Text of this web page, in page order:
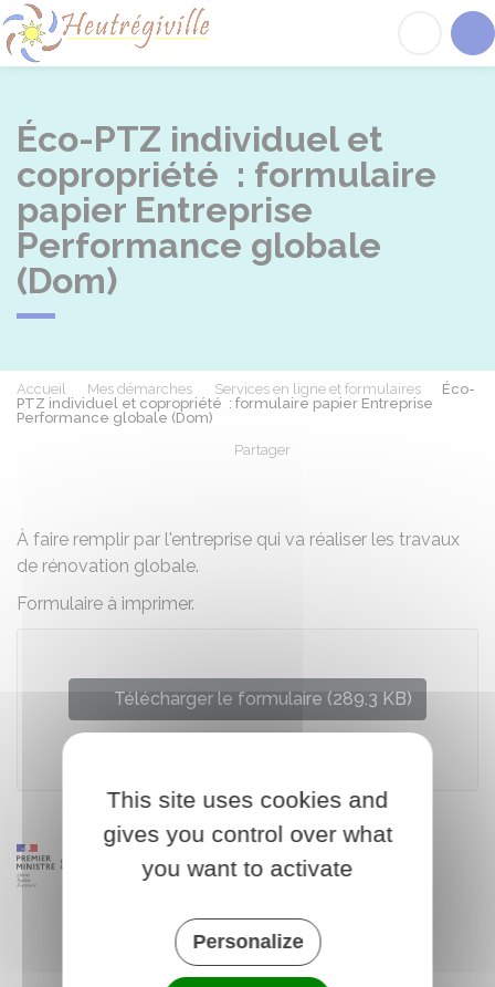
Éco-PTZ individuel et
copropriété : formulaire
papier Entreprise
Performance globale
(Dom)
Accueil Mes démarches Services en ligne et formulaires
Éco-
PTZ individuel et copropriété : formulaire papier Entreprise
Performance globale (Dom)
Partager
À faire remplir par l'entreprise qui va réaliser les travaux
de rénovation globale.
Formulaire à imprimer.
Télécharger le formulaire (289.3 KB)
This site uses cookies and
gives you control over what
you want to activate
Personalize